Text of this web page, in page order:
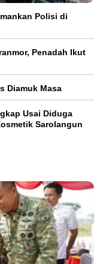
Polisi di
Penadah Ikut
Diamuk Masa
Usai Diduga
Sarolangun